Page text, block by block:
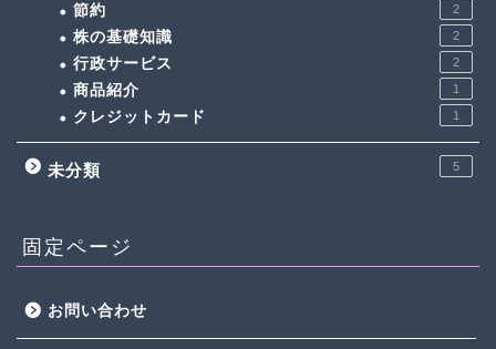
節約 2
株の基礎知識 2
行政サービス 2
商品紹介 1
クレジットカード 1
未分類 5
固定ページ
お問い合わせ